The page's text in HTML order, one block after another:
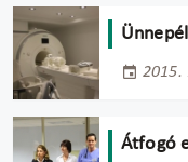
2015.
Átfogó